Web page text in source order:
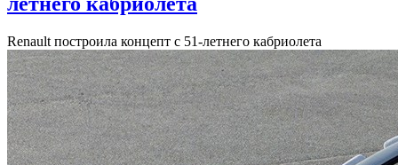
Renault построила концепт с 51-летнего кабриолета